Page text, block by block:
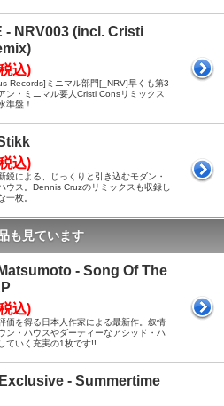
- NRV003 (incl. Cristi
込)
Records]ミニマル部門[_NRV]早くも第3
ン・ミニマル要人Cristi Consリミックス
準盤！
込)
鋭による、じっくりと引き込むモダン・
ウス。Dennis Cruzのリミックスも収録し
一枚。
も見ています
- Song Of The
込)
価を得る日本人作家による最新作。叙情
ン・ハウスやダーティーなアシッド・ハ
ていく充実の1枚です!!
- Summertime